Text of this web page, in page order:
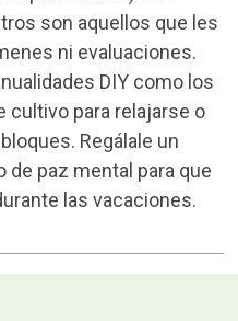
son aquellos que les
ni evaluaciones.
DIY como los
cultivo para relajarse o
Regálale un
de paz mental para que
las vacaciones.